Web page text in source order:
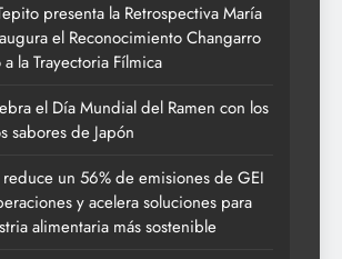
presenta la Retrospectiva María
el Reconocimiento Changarro
la Trayectoria Fílmica
el Día Mundial del Ramen con los
sabores de Japón
reduce un 56% de emisiones de GEI
y acelera soluciones para
alimentaria más sostenible